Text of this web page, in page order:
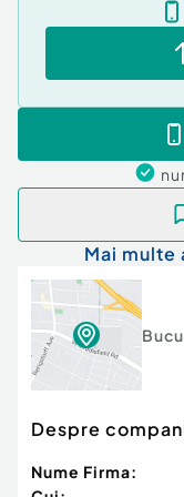
locație
amenajare și o
proprietate
Confort:1
Bloc
Număr Băi:1
Posibilitate
Mai multe
Despre
Nume Firma: